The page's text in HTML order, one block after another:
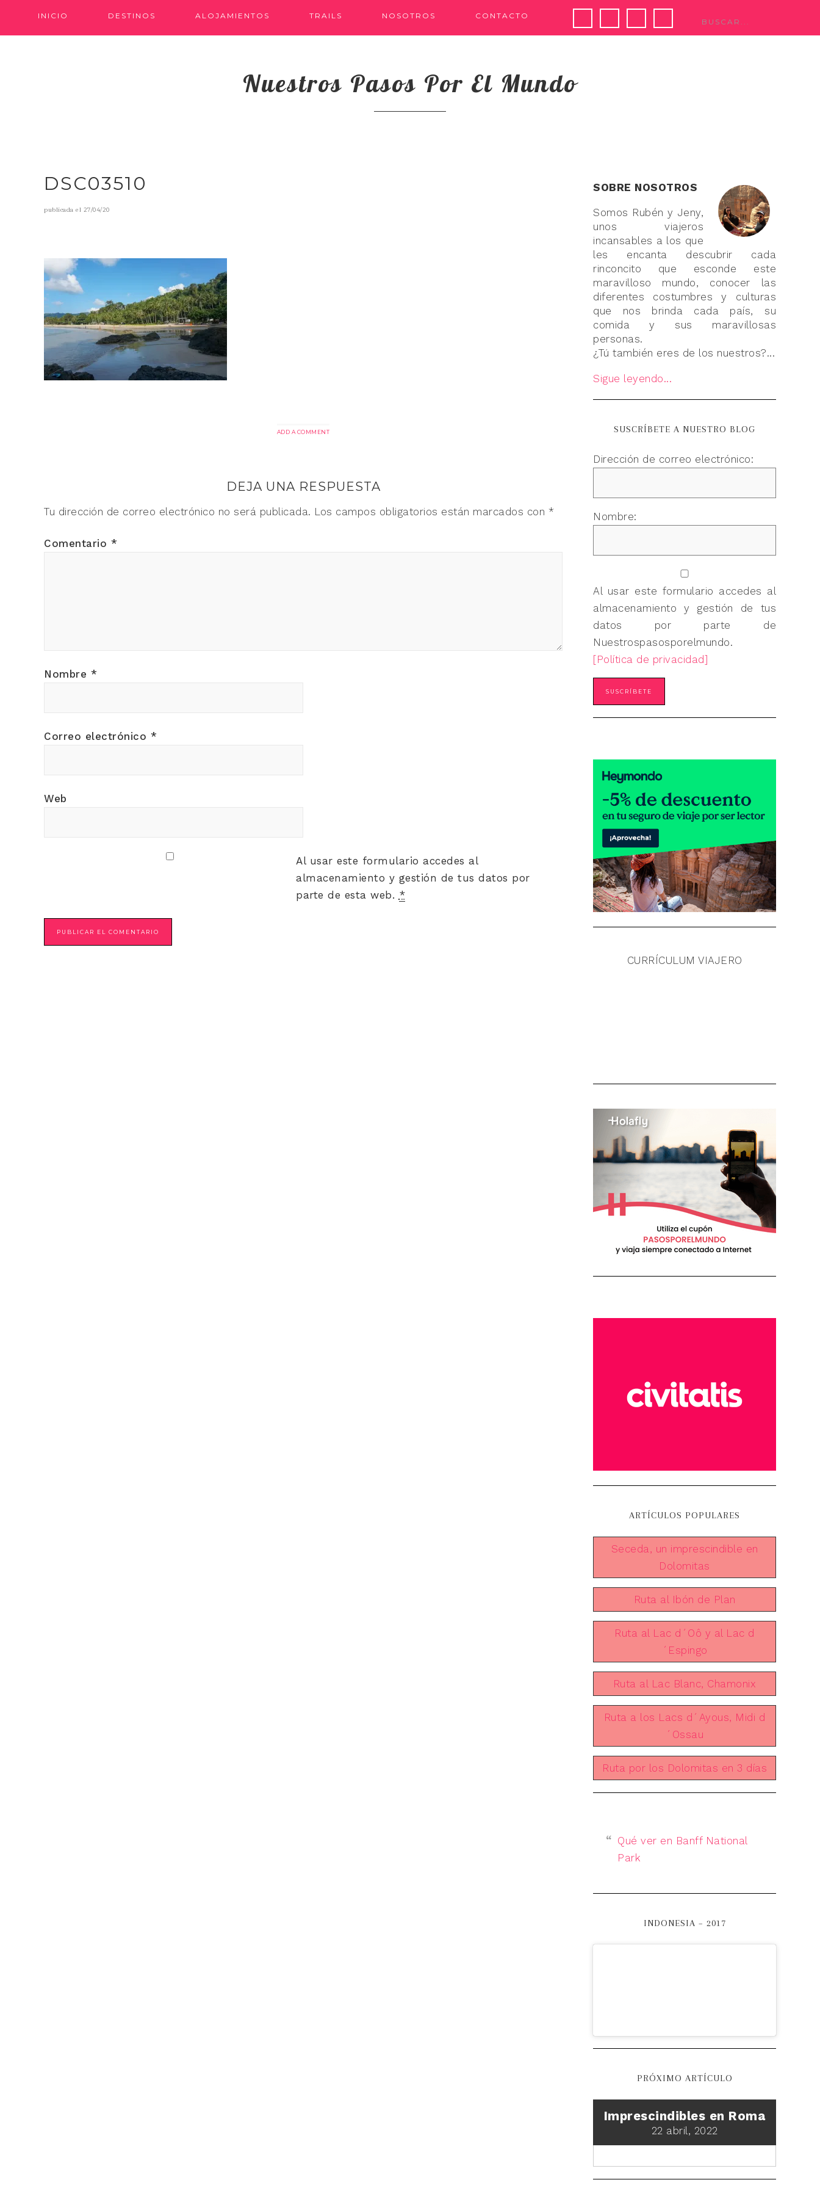
INICIO DESTINOS ALOJAMIENTOS TRAILS NOSOTROS CONTACTO
Nuestros Pasos Por El Mundo
DSC03510
publicada el 27/04/20
ADD A COMMENT
DEJA UNA RESPUESTA
Tu dirección de correo electrónico no será publicada. Los campos obligatorios están marcados con *
Comentario *
Nombre *
Correo electrónico *
Web
Al usar este formulario accedes al
almacenamiento y gestión de tus datos por
parte de esta web. *
SOBRE NOSOTROS
Somos Rubén y Jeny,
unos viajeros
incansables a los que
les encanta descubrir cada
rinconcito que esconde este
maravilloso mundo, conocer las
diferentes costumbres y culturas
que nos brinda cada país, su
comida y sus maravillosas
personas.
¿Tú también eres de los nuestros?...
Sigue leyendo...
SUSCRÍBETE A NUESTRO BLOG
Dirección de correo electrónico:
Nombre:
Al usar este formulario accedes al
almacenamiento y gestión de tus
datos por parte de
Nuestrospasosporelmundo.
[Política de privacidad]
CURRÍCULUM VIAJERO
ARTÍCULOS POPULARES
Seceda, un imprescindible en
Dolomitas
Ruta al Ibón de Plan
Ruta al Lac d´Oô y al Lac d
´Espingo
Ruta al Lac Blanc, Chamonix
Ruta a los Lacs d´Ayous, Midi d
´Ossau
Ruta por los Dolomitas en 3 días
Qué ver en Banff National
Park
INDONESIA – 2017
PRÓXIMO ARTÍCULO
Imprescindibles en Roma
22 abril, 2022